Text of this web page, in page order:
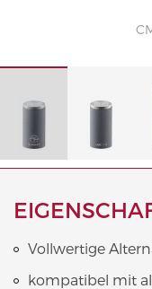
Vollwertige
kompatibel mit